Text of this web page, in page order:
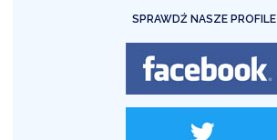
SPRAWDŹ NASZE PROFILE